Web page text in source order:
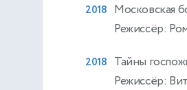
2018 Московская
Режиссёр:
2018 Тайны
Режиссёр: